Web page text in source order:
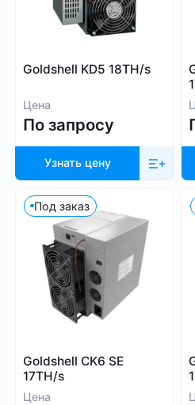
Zcash (ZEC)
Sia (SC)
Handshake (HNS)
MWC-CT31 (MWC)
Radiant (RXD)
Bitcoin SV (BSV)
Monero (XMR)
Выбрать все
Bitmain
Canaan
Iceriver
Innosilicon
FusionSilicon
Dayun
iBeLink
Ebang
Посмотреть все
Применить
Goldshell KD5 18TH/s
Цена
По запросу
Узнать цену
Под заказ
Goldshell CK6 SE
17TH/s
Цена